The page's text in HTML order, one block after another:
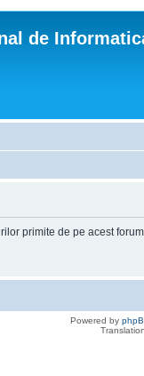
de
primite de pe acest
Powered by